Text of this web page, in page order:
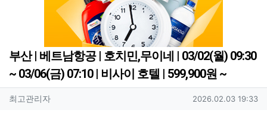
부산 | 베트남항공 | 호치민,무이네 | 03/02(월) 09:30
~ 03/06(금) 07:10 | 비사이 호텔 | 599,900원 ~
작성자 정보
최고관리자작성 작성일
2026.02.03 19:33